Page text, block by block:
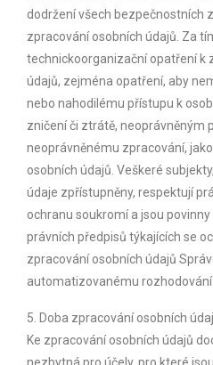
dodržení všech bezpečnostních
zpracování osobních údajů. Za
technickoorganizační opatření k
údajů, zejména opatření, aby
nebo nahodilému přístupu k
zničení či ztrátě, neoprávněným
neoprávněnému zpracování,
osobních údajů. Veškeré
údaje zpřístupněny, respektují
ochranu soukromí a jsou
právních předpisů týkajících se
zpracování osobních údajů
automatizovanému rozhodování
5. Doba zpracování osobních
Ke zpracování osobních údajů